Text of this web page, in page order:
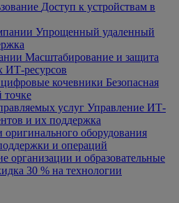
Доступ к устройствам в
Упрощенный удаленный
Масштабирование и защита
ИТ-ресурсов
кочевники Безопасная
точке
услуг Управление ИТ-
и их поддержка
оригинального оборудования
и операций
организации и образовательные
30 % на технологии